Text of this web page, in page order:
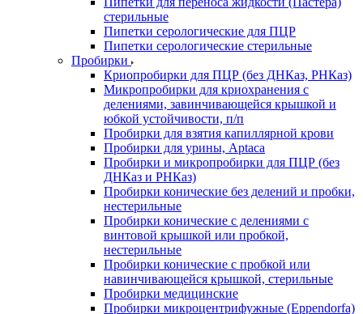
стерильные
Пипетки серологические для ПЦР
Пипетки серологические стерильные
Пробирки
Криопробирки для ПЦР (без ДНКаз, РНКаз)
Микропробирки для криохранения с
делениями, завинчивающейся крышкой и
юбкой устойчивости, п/п
Пробирки для взятия капиллярной крови
Пробирки для урины, Aptaca
Пробирки и микропробирки для ПЦР (без
ДНКаз и РНКаз)
Пробирки конические без делений и пробки,
нестерильные
Пробирки конические с делениями с
винтовой крышкой или пробкой,
нестерильные
Пробирки конические с пробкой или
навинчивающейся крышкой, стерильные
Пробирки медицинские
Пробирки микроцентрифужные (Eppendorfа)